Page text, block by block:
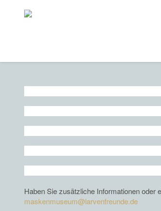
Haben Sie zusätzliche Informationen oder
maskenmuseum@larvenfreunde.de